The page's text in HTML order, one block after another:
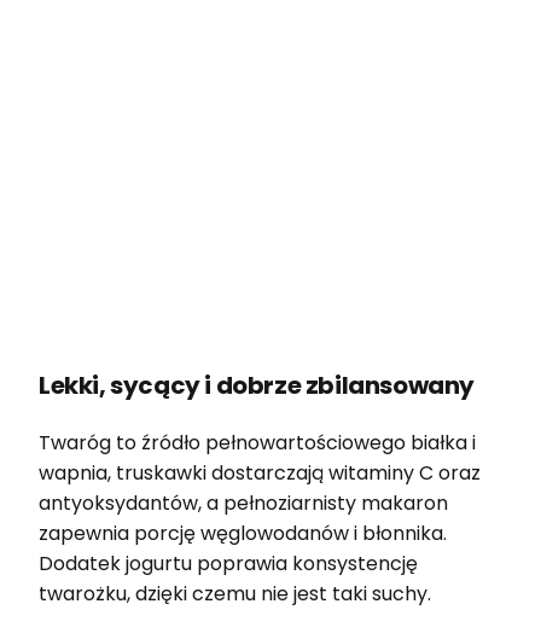
Lekki, sycący i dobrze zbilansowany
Twaróg to źródło pełnowartościowego białka i
wapnia, truskawki dostarczają witaminy C oraz
antyoksydantów, a pełnoziarnisty makaron
zapewnia porcję węglowodanów i błonnika.
Dodatek jogurtu poprawia konsystencję
twarożku, dzięki czemu nie jest taki suchy.